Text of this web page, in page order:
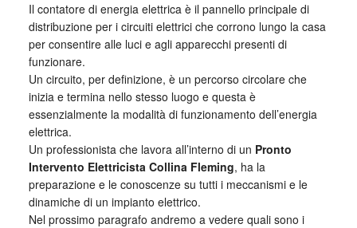
Il contatore di energia elettrica è il pannello principale di
distribuzione per i circuiti elettrici che corrono lungo la casa
per consentire alle luci e agli apparecchi presenti di
funzionare.
Un circuito, per definizione, è un percorso circolare che
inizia e termina nello stesso luogo e questa è
essenzialmente la modalità di funzionamento dell’energia
elettrica.
Un professionista che lavora all’interno di un Pronto
Intervento Elettricista Collina Fleming, ha la
preparazione e le conoscenze su tutti i meccanismi e le
dinamiche di un impianto elettrico.
Nel prossimo paragrafo andremo a vedere quali sono i